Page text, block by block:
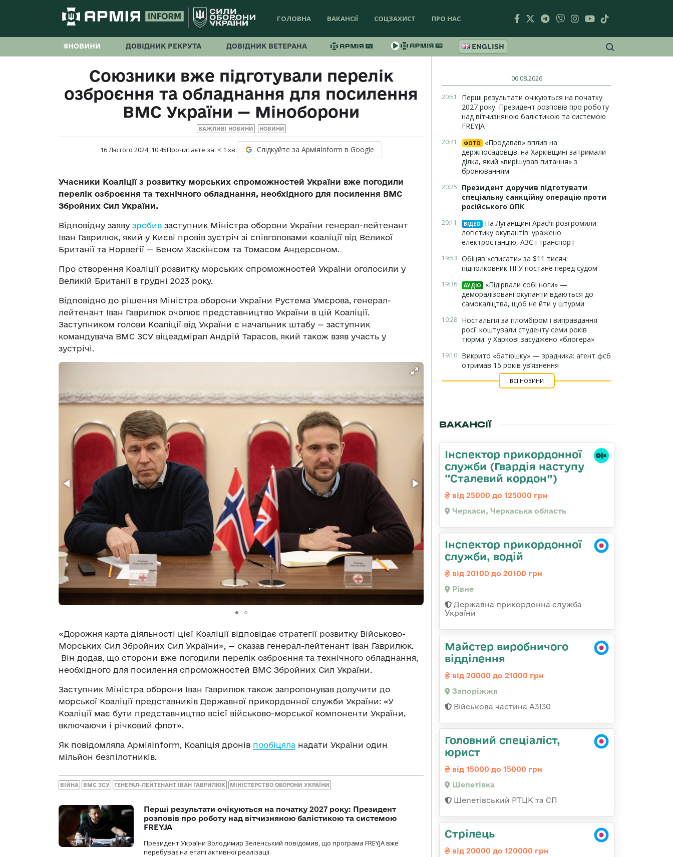
ГОЛОВНА ВАКАНСІЇ СОЦЗАХИСТ ПРО НАС
#НОВИНИ ДОВІДНИК РЕКРУТА ДОВІДНИК ВЕТЕРАНА ENGLISH
Союзники вже підготували перелік
озброєння та обладнання для посилення
ВМС України — Міноборони
ВАЖЛИВІ НОВИНИ НОВИНИ
16 Лютого 2024, 10:45Прочитаєте за: < 1 хв. Слідкуйте за АрміяInform в Google
Учасники Коаліції з розвитку морських спроможностей України вже погодили
перелік озброєння та технічного обладнання, необхідного для посилення ВМС
Збройних Сил України.
Відповідну заяву зробив заступник Міністра оборони України генерал-лейтенант
Іван Гаврилюк, який у Києві провів зустріч зі співголовами коаліції від Великої
Британії та Норвегії — Беном Хаскінсом та Томасом Андерсоном.
Про створення Коаліції розвитку морських спроможностей України оголосили у
Великій Британії в грудні 2023 року.
Відповідно до рішення Міністра оборони України Рустема Умєрова, генерал-
лейтенант Іван Гаврилюк очолює представництво України в цій Коаліції.
Заступником голови Коаліції від України є начальник штабу — заступник
командувача ВМС ЗСУ віцеадмірал Андрій Тарасов, який також взяв участь у
зустрічі.
«Дорожня карта діяльності цієї Коаліції відповідає стратегії розвитку Військово-
Морських Сил Збройних Сил України», — сказав генерал-лейтенант Іван Гаврилюк.
Він додав, що сторони вже погодили перелік озброєння та технічного обладнання,
необхідного для посилення спроможностей ВМС Збройних Сил України.
Заступник Міністра оборони Іван Гаврилюк також запропонував долучити до
морської Коаліції представників Державної прикордонної служби України: «У
Коаліції має бути представництво всієї військово-морської компоненти України,
включаючи і річковий флот».
Як повідомляла АрміяInform, Коаліція дронів пообіцяла надати України один
мільйон безпілотників.
ВІЙНА ВМС ЗСУ ГЕНЕРАЛ-ЛЕЙТЕНАНТ ІВАН ГАВРИЛЮК МІНІСТЕРСТВО ОБОРОНИ УКРАЇНИ
Перші результати очікуються на початку 2027 року: Президент
розповів про роботу над вітчизняною балістикою та системою
FREYJA
Президент України Володимир Зеленський повідомив, що програма FREYJA вже
перебуває на етапі активної реалізації.
06.08.2026
20:51
Перші результати очікуються на початку
2027 року: Президент розповів про роботу
над вітчизняною балістикою та системою
FREYJA
20:41 ФОТО
«Продавав» вплив на
держпосадовців: на Харківщині затримали
ділка, який «вирішував питання» з
бронюванням
20:25
Президент доручив підготувати
спеціальну санкційну операцію проти
російського ОПК
20:11 ВІДЕО
На Луганщині Apachi розгромили
логістику окупантів: уражено
електростанцію, АЗС і транспорт
19:53 Обіцяв «списати» за $11 тисяч:
підполковник НГУ постане перед судом
19:36 АУДІО
«Підірвали собі ноги» —
деморалізовані окупанти вдаються до
самокаліцтва, щоб не йти у штурми
19:28 Ностальгія за пломбіром і виправдання
росії коштували студенту семи років
тюрми: у Харкові засуджено «блогера»
19:10 Викрито «батюшку» — зрадника: агент фсб
отримав 15 років ув’язнення
ВСІ НОВИНИ
ВАКАНСІЇ
Інспектор прикордонної
служби (Гвардія наступу
“Сталевий кордон”)
від 25000 до 125000 грн
Черкаси, Черкаська область
Інспектор прикордонної
служби, водій
від 20100 до 20100 грн
Рівне
Державна прикордонна служба
України
Майстер виробничого
відділення
від 20000 до 21000 грн
Запоріжжя
Військова частина А3130
Головний спеціаліст,
юрист
від 15000 до 15000 грн
Шепетівка
Шепетівський РТЦК та СП
Стрілець
від 20000 до 120000 грн